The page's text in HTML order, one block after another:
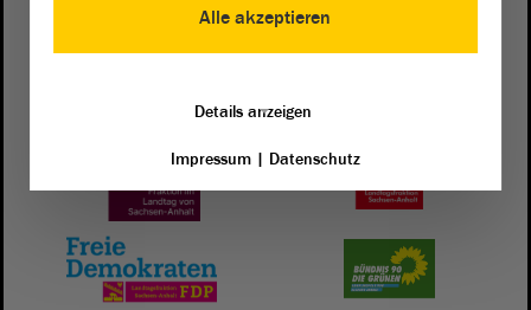
Alle akzeptieren
Details anzeigen
Impressum| Datenschutz